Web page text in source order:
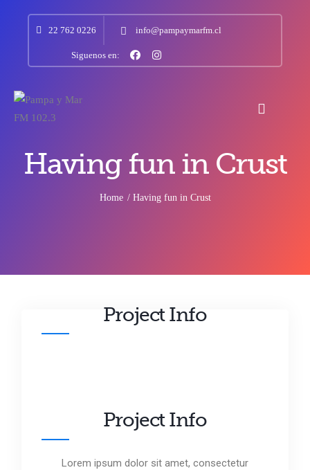
22 762 0226 info@pampaymarfm.cl
Siguenos en:
Having fun in Crust
Home Having fun in Crust
Project Info
Project Info
Lorem ipsum dolor sit amet, consectetur